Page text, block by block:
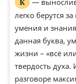
К
—
легко берутся
умения и
данная буква,
жизни – «всё
твердость
разговоре